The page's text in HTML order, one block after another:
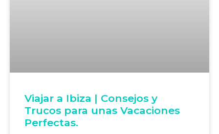
Viajar a Ibiza | Consejos y
Trucos para unas Vacaciones
Perfectas.